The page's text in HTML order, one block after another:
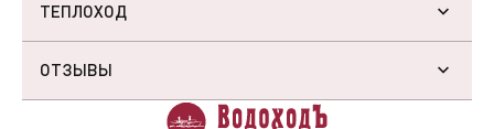
ТЕПЛОХОД
ОТЗЫВЫ